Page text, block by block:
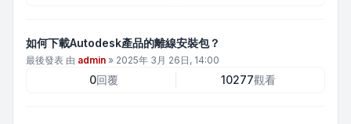
如何下載Autodesk產品的離線安裝包？
最後發表 由 admin » 2025年 3月 26日, 14:00
0回覆 10277觀看